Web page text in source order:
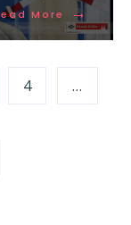
More →
4 …